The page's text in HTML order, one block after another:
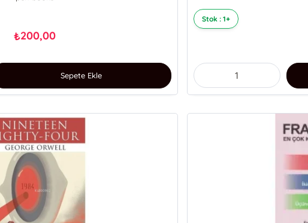
₺200,00
Sepete Ekle
Stok : 1+